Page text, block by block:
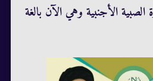
الأجنبية وهي الآن بالغة